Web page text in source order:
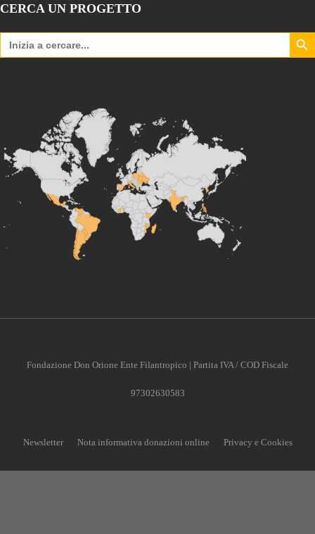
CERCA UN PROGETTO
Search
for:
Search
Fondazione Don Orione Ente Filantropico | Partita IVA / COD Fiscale
97302630583
Newsletter Nota informativa donazioni online Privacy e Cookies